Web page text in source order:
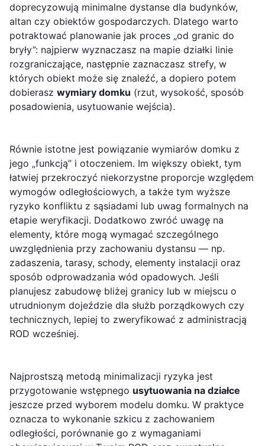
doprecyzowują minimalne dystanse dla budynków,
altan czy obiektów gospodarczych. Dlatego warto
potraktować planowanie jak proces „od granic do
bryły”: najpierw wyznaczasz na mapie działki linie
rozgraniczające, następnie zaznaczasz strefy, w
których obiekt może się znaleźć, a dopiero potem
dobierasz wymiary domku (rzut, wysokość, sposób
posadowienia, usytuowanie wejścia).
Równie istotne jest powiązanie wymiarów domku z
jego „funkcją” i otoczeniem. Im większy obiekt, tym
łatwiej przekroczyć niekorzystne proporcje względem
wymogów odległościowych, a także tym wyższe
ryzyko konfliktu z sąsiadami lub uwag formalnych na
etapie weryfikacji. Dodatkowo zwróć uwagę na
elementy, które mogą wymagać szczególnego
uwzględnienia przy zachowaniu dystansu — np.
zadaszenia, tarasy, schody, elementy instalacji oraz
sposób odprowadzania wód opadowych. Jeśli
planujesz zabudowę bliżej granicy lub w miejscu o
utrudnionym dojeździe dla służb porządkowych czy
technicznych, lepiej to zweryfikować z administracją
ROD wcześniej.
Najprostszą metodą minimalizacji ryzyka jest
przygotowanie wstępnego usytuowania na działce
jeszcze przed wyborem modelu domku. W praktyce
oznacza to wykonanie szkicu z zachowaniem
odległości, porównanie go z wymaganiami